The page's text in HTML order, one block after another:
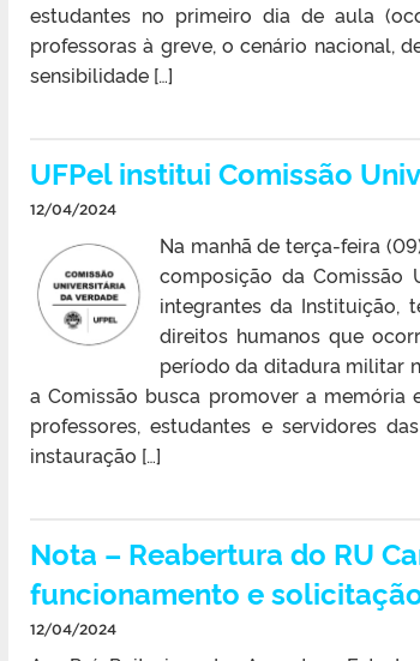
estudantes no primeiro dia de aula
professoras à greve, o cenário nacional,
sensibilidade […]
UFPel institui Comissão
12/04/2024
Na manhã de terça-feira
composição da Comissão
integrantes da Instituição,
direitos humanos que
período da ditadura militar
a Comissão busca promover a
professores, estudantes e servidores
instauração […]
Nota – Reabertura do RU
funcionamento e
12/04/2024